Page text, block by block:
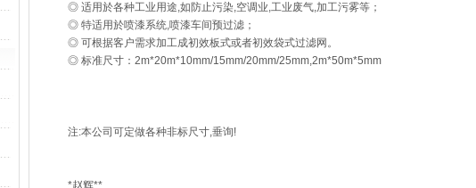
◎ 适用於各种工业用途,如防止污染,空调业,工业废气,加工污雾等；
◎ 特适用於喷漆系统,喷漆车间预过滤；
◎ 可根据客户需求加工成初效板式或者初效袋式过滤网。
◎ 标准尺寸：2m*20m*10mm/15mm/20mm/25mm,2m*50m*5mm
注:本公司可定做各种非标尺寸,垂询!
*赵辉**